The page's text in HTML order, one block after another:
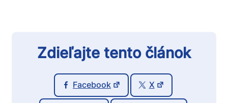
Zdieľajte tento článok
Facebook X